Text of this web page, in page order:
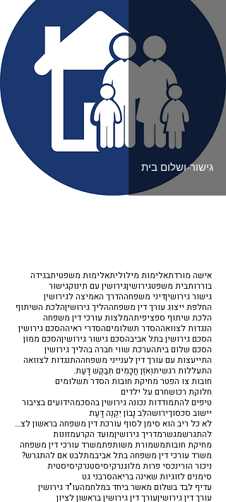
גישור-ושלום בית
אישה מורדתאלימות מילוליתאלימות משפטיתבגידה
בוררותבית משפטגירושיןגירושין עם תינוקגישור
גישור גירושיןדיני משפחההדרך האמיצה לגירושין
החלפת ייצוג עורך דין משפחההליך גירושיןהלכת השיתוף
הלכת שיתוף ספציפיתהמלצות עורכי דין משפחה
הנגדות לצוואההסדר תשלומיםהסדרי ראיההסכם גירושין
הסכם גירושין בתל אביבהסכם גישור גירושיןהסכם ממון
הסכם שלום ביתהערכת שווי חברה בהליך גירושין
התייעצות עם עורך דין לענייני משפחההתנגדות לצוואה
התעללות רגשיתוְאֹזֶן חֲכָמִים תְּבַקֶּשׁ דָּעַת.
חובות צו הפטר מחיקת חובות הסדר תשלומים
חלוקת רכושחרם על ילדים
טיפים להתמודדות נכונה גירושין בהסכמהידועים בציבור
יישוב סכסוךירושהלֵב נָבוֹן יִקְנֶה דָּעַת
לא כל ריב הוא סימן לסוף עורכת דין משפחה בראשון לציון
להתגרשמגשרמדריך גירושיןמועד הקרעמזונות
מחיקת חובותמשמורת משותפתמשרד עורכי דין משפחה
משרד עורכי דין משפחה בתל אביבמתלבט אם להתגרש?
ניכור הורינכסי פרות מלוגנרקיסיסטנרקיסיסטית
סימנים לזוגיות שאינה בריאהסרבני גט
עדיף לבד בשלום מאשר ביחד במלחמהעו"ד גירושין
עורך דין גירושיןעורך דין גירושין בראשון לציון